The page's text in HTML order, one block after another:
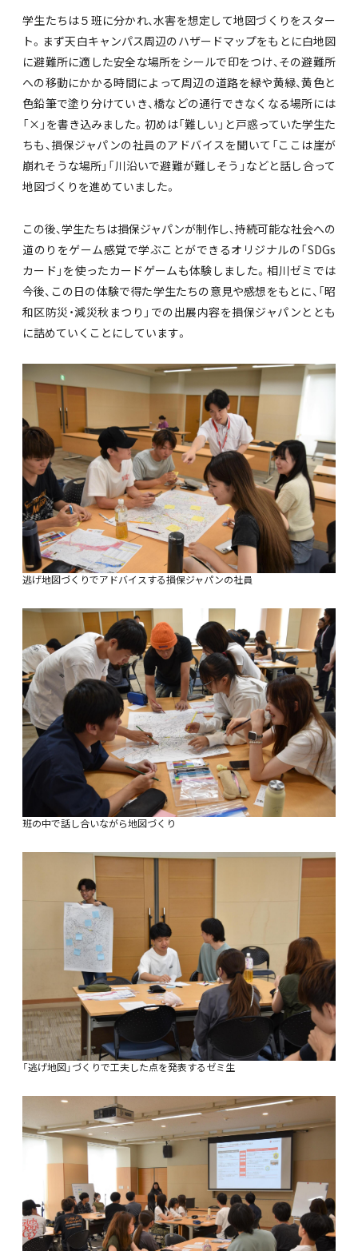
学生たちは５班に分かれ、水害を想定して地図づくりをスター
ト。まず天白キャンパス周辺のハザードマップをもとに白地図
に避難所に適した安全な場所をシールで印をつけ、その避難所
への移動にかかる時間によって周辺の道路を緑や黄緑、黄色と
色鉛筆で塗り分けていき、橋などの通行できなくなる場所には
「×」を書き込みました。初めは「難しい」と戸惑っていた学生た
ちも、損保ジャパンの社員のアドバイスを聞いて「ここは崖が
崩れそうな場所」「川沿いで避難が難しそう」などと話し合って
地図づくりを進めていました。
この後、学生たちは損保ジャパンが制作し、持続可能な社会への
道のりをゲーム感覚で学ぶことができるオリジナルの「SDGs
カード」を使ったカードゲームも体験しました。相川ゼミでは
今後、この日の体験で得た学生たちの意見や感想をもとに、「昭
和区防災・減災秋まつり」での出展内容を損保ジャパンととも
に詰めていくことにしています。
逃げ地図づくりでアドバイスする損保ジャパンの社員
班の中で話し合いながら地図づくり
「逃げ地図」づくりで工夫した点を発表するゼミ生